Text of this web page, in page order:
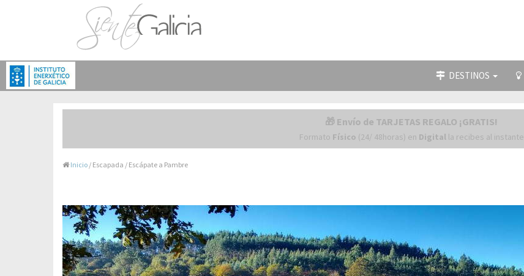
DESTINOS
🎁 Envío de TARJETAS REGALO ¡GRATIS!
Formato Físico (24/ 48horas) en Digitalla recibes al instante
Inicio / Escapada / Escápate a Pambre